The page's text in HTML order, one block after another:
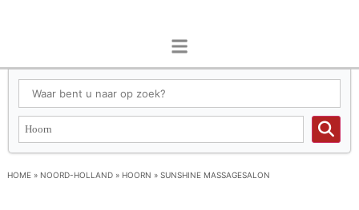
HOME » NOORD-HOLLAND » HOORN » SUNSHINE MASSAGESALON